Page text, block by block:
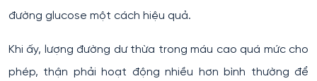
đường glucose một cách hiệu quả.
Khi ấy, lượng đường dư thừa trong máu cao quá mức cho
phép, thận phải hoạt động nhiều hơn bình thường để